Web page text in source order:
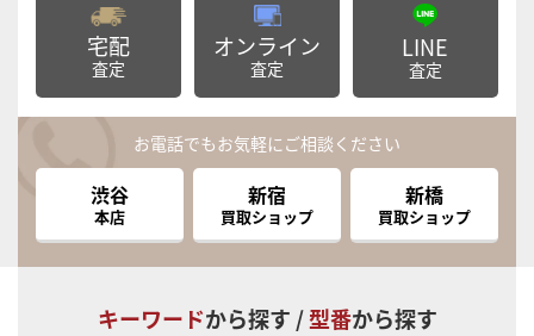
宅配
査定
オンライン
査定
LINE
査定
お電話でもお気軽にご相談ください
渋谷
本店
新宿
買取ショップ
新橋
買取ショップ
キーワードから探す /型番から探す